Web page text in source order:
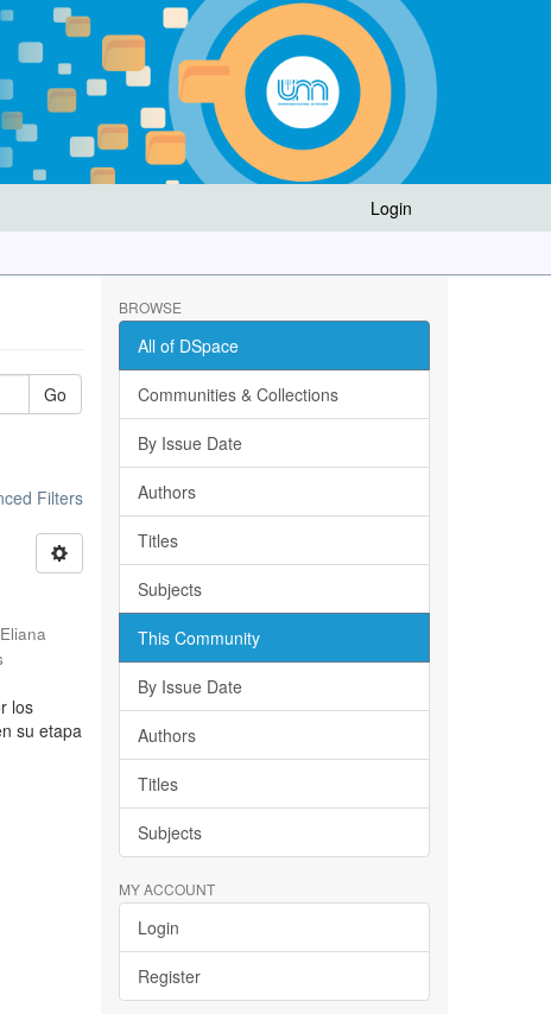
Login
Go
Filters
los
su etapa
BROWSE
All of DSpace
Communities & Collections
By Issue Date
Authors
Titles
Subjects
This Community
By Issue Date
Authors
Titles
Subjects
MY ACCOUNT
Login
Register